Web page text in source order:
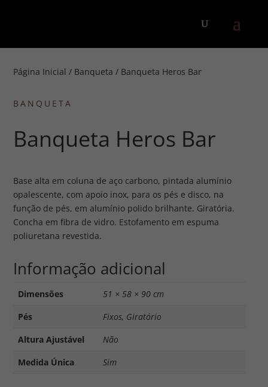
Página Inicial / Banqueta / Banqueta Heros Bar
BANQUETA
Banqueta Heros Bar
Base alta em coluna de aço carbono, pintada alumínio
opalescente, com apoio inox, para os pés e disco, na
função de pés, em alumínio polido brilhante. Giratória.
Concha em fibra de vidro. Estofamento em espuma
poliuretana revestida.
Informação adicional
Dimensões
51 × 58 × 90 cm
Pés
Fixos, Giratório
Altura Ajustável
Não
Medida Única
Sim